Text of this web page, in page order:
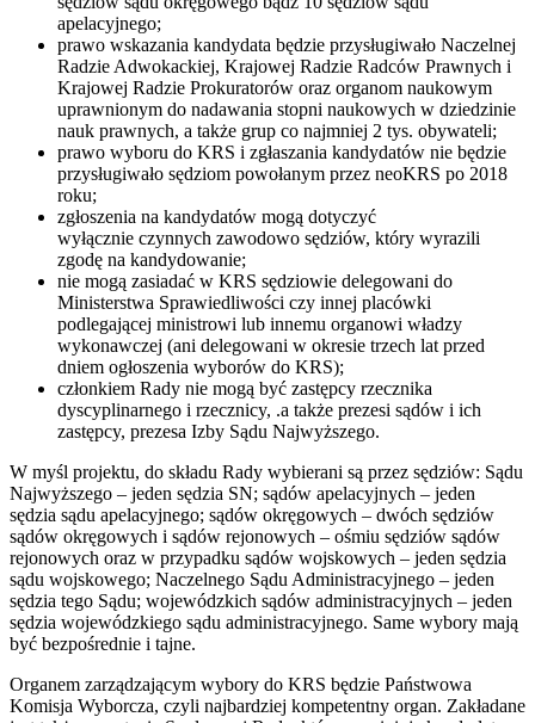
apelacyjnego;
prawo wskazania kandydata będzie przysługiwało Naczelnej
Radzie Adwokackiej, Krajowej Radzie Radców Prawnych i
Krajowej Radzie Prokuratorów oraz organom naukowym
uprawnionym do nadawania stopni naukowych w dziedzinie
nauk prawnych, a także grup co najmniej 2 tys. obywateli;
prawo wyboru do KRS i zgłaszania kandydatów nie będzie
przysługiwało sędziom powołanym przez neoKRS po 2018
roku;
zgłoszenia na kandydatów mogą dotyczyć
wyłącznie czynnych zawodowo sędziów, który wyrazili
zgodę na kandydowanie;
nie mogą zasiadać w KRS sędziowie delegowani do
Ministerstwa Sprawiedliwości czy innej placówki
podlegającej ministrowi lub innemu organowi władzy
wykonawczej (ani delegowani w okresie trzech lat przed
dniem ogłoszenia wyborów do KRS);
członkiem Rady nie mogą być zastępcy rzecznika
dyscyplinarnego i rzecznicy, .a także prezesi sądów i ich
zastępcy, prezesa Izby Sądu Najwyższego.
W myśl projektu, do składu Rady wybierani są przez sędziów: Sądu
Najwyższego – jeden sędzia SN; sądów apelacyjnych – jeden
sędzia sądu apelacyjnego; sądów okręgowych – dwóch sędziów
sądów okręgowych i sądów rejonowych – ośmiu sędziów sądów
rejonowych oraz w przypadku sądów wojskowych – jeden sędzia
sądu wojskowego; Naczelnego Sądu Administracyjnego – jeden
sędzia tego Sądu; wojewódzkich sądów administracyjnych – jeden
sędzia wojewódzkiego sądu administracyjnego. Same wybory mają
być bezpośrednie i tajne.
Organem zarządzającym wybory do KRS będzie Państwowa
Komisja Wyborcza, czyli najbardziej kompetentny organ. Zakładane